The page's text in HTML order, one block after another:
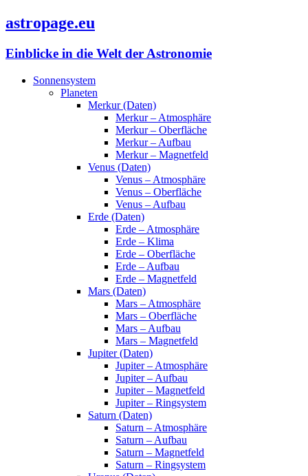
astropage.eu
Einblicke in die Welt der Astronomie
Sonnensystem
Planeten
Merkur (Daten)
Merkur – Atmosphäre
Merkur – Oberfläche
Merkur – Aufbau
Merkur – Magnetfeld
Venus (Daten)
Venus – Atmosphäre
Venus – Oberfläche
Venus – Aufbau
Erde (Daten)
Erde – Atmosphäre
Erde – Klima
Erde – Oberfläche
Erde – Aufbau
Erde – Magnetfeld
Mars (Daten)
Mars – Atmosphäre
Mars – Oberfläche
Mars – Aufbau
Mars – Magnetfeld
Jupiter (Daten)
Jupiter – Atmosphäre
Jupiter – Aufbau
Jupiter – Magnetfeld
Jupiter – Ringsystem
Saturn (Daten)
Saturn – Atmosphäre
Saturn – Aufbau
Saturn – Magnetfeld
Saturn – Ringsystem